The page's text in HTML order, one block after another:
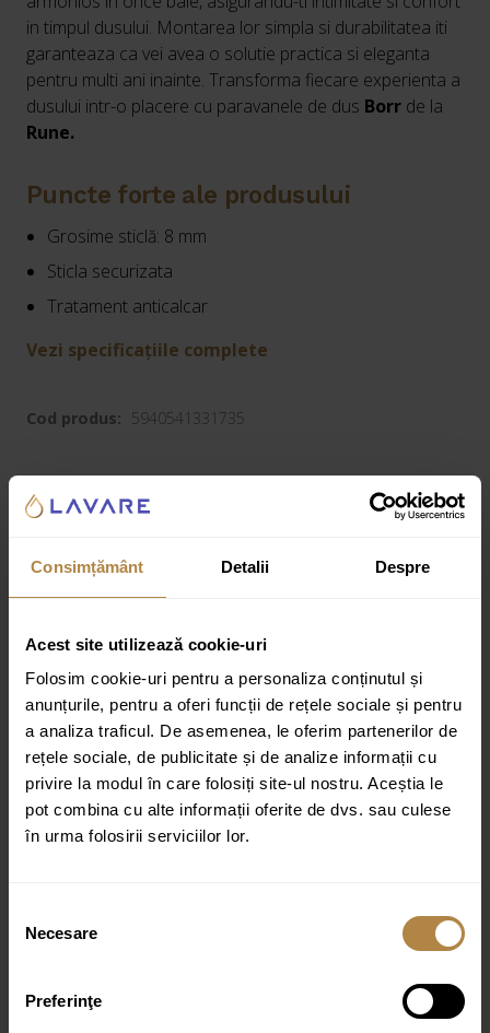
Consimțământ Detalii Despre
Acest site utilizează cookie-uri
Folosim cookie-uri pentru a personaliza conținutul și
anunțurile, pentru a oferi funcții de rețele sociale și pentru
a analiza traficul. De asemenea, le oferim partenerilor de
rețele sociale, de publicitate și de analize informații cu
privire la modul în care folosiți site-ul nostru. Aceștia le
pot combina cu alte informații oferite de dvs. sau culese
în urma folosirii serviciilor lor.
consimțământului
Necesare
Preferinţe
in timpul dusului. Montarea lor simpla si durabilitatea iti
garanteaza ca vei avea o solutie practica si eleganta
pentru multi ani inainte. Transforma fiecare experienta a
dusului intr-o placere cu paravanele de dus Borr de la
Rune.
Puncte forte ale produsului
Grosime sticlă: 8 mm
Sticla securizata
Tratament anticalcar
Vezi specificațiile complete
Cod produs: 5940541331735
Greutate:25,5 kg
Specificatii tehnice:
Dimensiune (cm):70x140
Grosime sticlă: 8 mm
Material:Aluminiu/Sticla
Tip accesoriu: Paravan cada
Colecție:Borr